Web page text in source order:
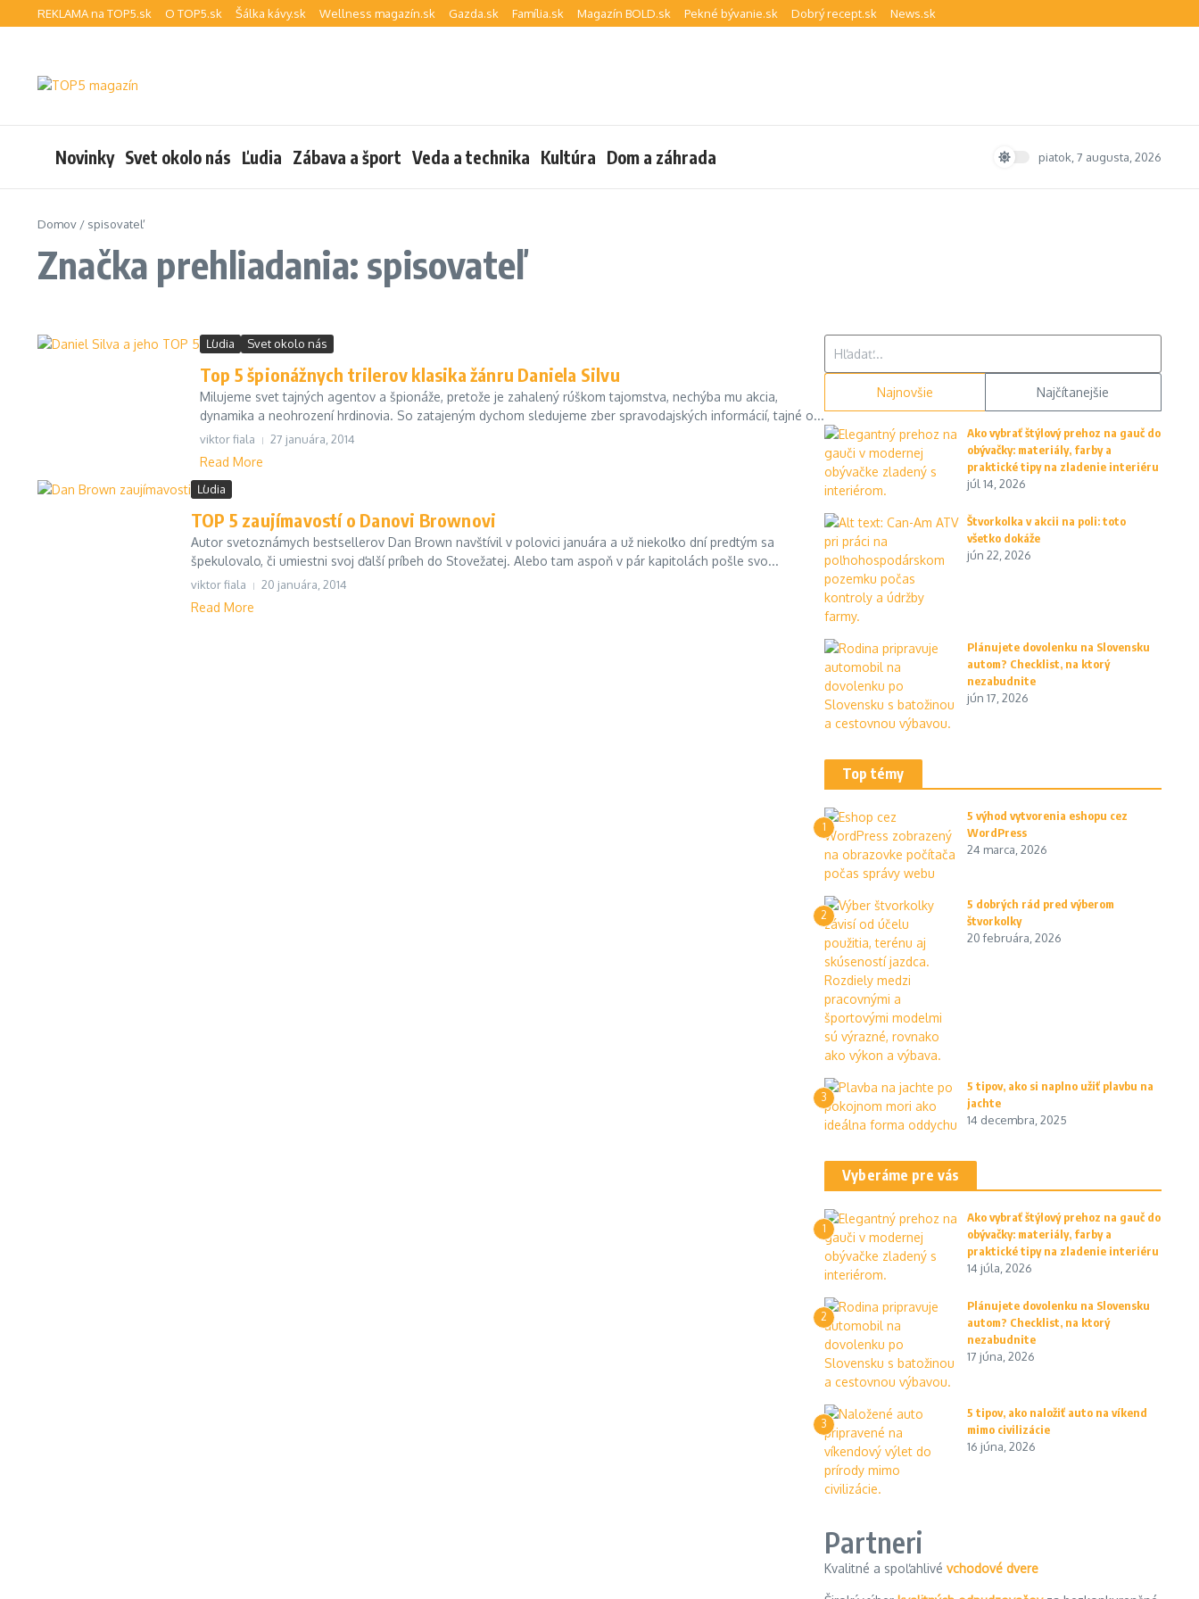
Preskočiť na obsah
REKLAMA na TOP5.sk O TOP5.sk Šálka kávy.sk Wellness magazín.sk Gazda.sk Família.sk Magazín BOLD.sk Pekné bývanie.sk Dobrý recept.sk News.sk
Novinky Svet okolo nás Ľudia Zábava a šport Veda a technika Kultúra Dom a záhrada piatok, 7 augusta, 2026
Domov / spisovateľ
Značka prehliadania: spisovateľ
Ľudia Svet okolo nás
Top 5 špionážnych trilerov klasika žánru Daniela Silvu
Milujeme svet tajných agentov a špionáže, pretože je zahalený rúškom tajomstva, nechýba mu akcia,
dynamika a neohrození hrdinovia. So zatajeným dychom sledujeme zber spravodajských informácií, tajné o...
viktor fiala 27 januára, 2014
Read More
Ľudia
TOP 5 zaujímavostí o Danovi Brownovi
Autor svetoznámych bestsellerov Dan Brown navštívil v polovici januára a už niekoľko dní predtým sa
špekulovalo, či umiestni svoj ďalší príbeh do Stovežatej. Alebo tam aspoň v pár kapitolách pošle svo...
viktor fiala 20 januára, 2014
Read More
Najnovšie Najčítanejšie
Ako vybrať štýlový prehoz na gauč do
obývačky: materiály, farby a
praktické tipy na zladenie interiéru
júl 14, 2026
Štvorkolka v akcii na poli: toto
všetko dokáže
jún 22, 2026
Plánujete dovolenku na Slovensku
autom? Checklist, na ktorý
nezabudnite
jún 17, 2026
Top témy
1
5 výhod vytvorenia eshopu cez
WordPress
24 marca, 2026
2
5 dobrých rád pred výberom
štvorkolky
20 februára, 2026
3
5 tipov, ako si naplno užiť plavbu na
jachte
14 decembra, 2025
Vyberáme pre vás
1
Ako vybrať štýlový prehoz na gauč do
obývačky: materiály, farby a
praktické tipy na zladenie interiéru
14 júla, 2026
2
Plánujete dovolenku na Slovensku
autom? Checklist, na ktorý
nezabudnite
17 júna, 2026
3
5 tipov, ako naložiť auto na víkend
mimo civilizácie
16 júna, 2026
Partneri
Kvalitné a spoľahlivé vchodové dvere